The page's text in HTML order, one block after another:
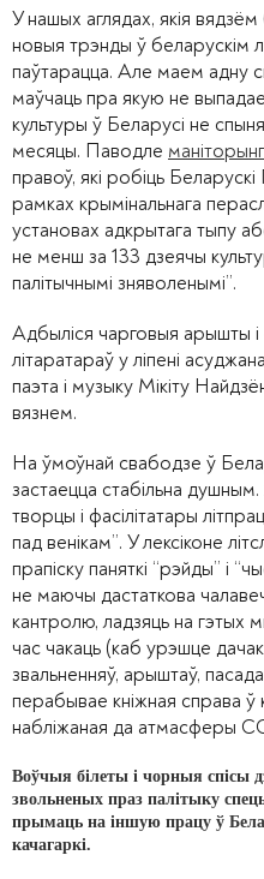
У нашых аглядах, якія
новыя трэнды ў беларускім
паўтарацца. Але маем адну
маўчаць пра якую не
культуры ў Беларусі не
месяцы. Паводле
правоў, які робіць
рамках крымінальнага
установах адкрытага тыпу
не менш за 133 дзеячы
палітычнымі зняволенымі”.
Адбыліся чарговыя арышты
літаратараў у ліпені
паэта і музыку Мікіту
вязнем.
На ўмоўнай свабодзе ў
застаецца стабільна
творцы і фасілітатары
пад венікам”. У лексіконе
прапіску паняткі “рэйды” і
не маючы дастаткова
кантролю, ладзяць на гэтых
час чакаць (каб урэшце
звальненняў, арыштаў,
перабывае кніжная справа ў
набліжаная да атмасферы
Воўчыя білеты і чорныя спісы
звольненых праз палітыку
прымаць на іншую працу ў
качагаркі.